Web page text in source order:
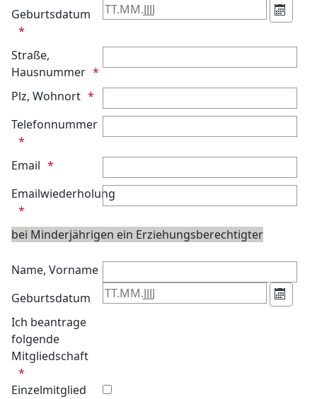
Geburtsdatum
Straße,
Hausnummer
Plz, Wohnort
Telefonnummer
Email
Emailwiederholung
bei Minderjährigen ein Erziehungsberechtigter
Name, Vorname
Geburtsdatum
Ich beantrage
folgende
Mitgliedschaft
Einzelmitglied